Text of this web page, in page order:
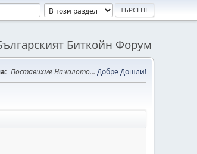
Биткойн Форум
Поставихме Началото... Добре Дошли!